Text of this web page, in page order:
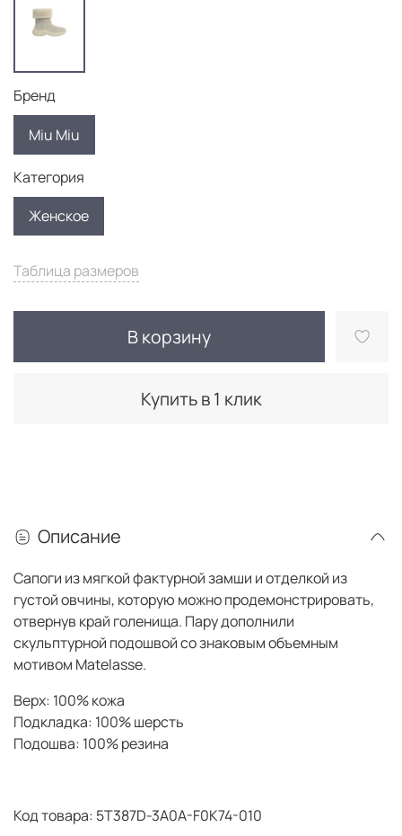
Таблица размеров
В корзину
Купить в 1 клик
Бренд
Miu Miu
Категория
Женское
Описание
Сапоги из мягкой фактурной замши и отделкой из
густой овчины, которую можно продемонстрировать,
отвернув край голенища. Пару дополнили
скульптурной подошвой со знаковым объемным
мотивом Matelasse.
Верх: 100% кожа
Подкладка: 100% шерсть
Подошва: 100% резина
Код товара: 5T387D-3A0A-F0K74-010